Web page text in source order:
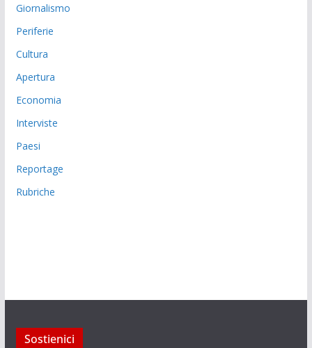
Giornalismo
Periferie
Cultura
Apertura
Economia
Interviste
Paesi
Reportage
Rubriche
Sostienici